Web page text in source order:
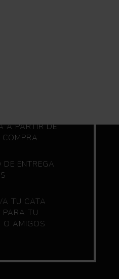
A PARTIR DE
DE ENTREGA
TU CATA
PARA TU
O AMIGOS